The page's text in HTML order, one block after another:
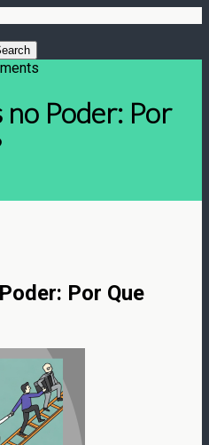
Poder: Por
Por Que